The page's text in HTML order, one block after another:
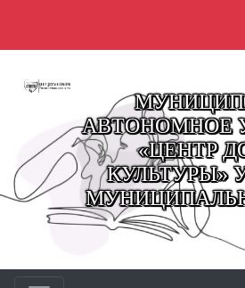
АВТОНОМНОЕ
«ЦЕНТР
КУЛЬТУРЫ»